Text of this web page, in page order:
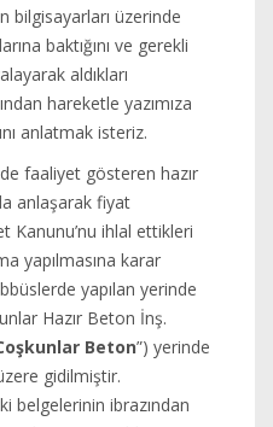
bilgisayarları üzerinde
baktığını ve gerekli
aldıkları
hareketle yazımıza
anlatmak isteriz.
faaliyet gösteren hazır
anlaşarak fiyat
Kanunu’nu ihlal ettikleri
yapılmasına karar
yapılan yerinde
Hazır Beton İnş.
Beton”) yerinde
gidilmiştir.
belgelerinin ibrazından